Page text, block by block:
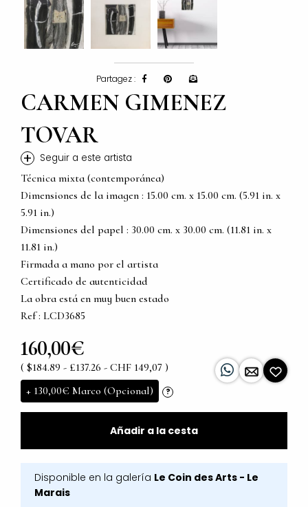
Partagez :
CARMEN GIMENEZ
TOVAR
+ Seguir a este artista
Técnica mixta (contemporánea)
Dimensiones de la imagen : 15.00 cm. x 15.00 cm. (5.91 in. x
5.91 in.)
Dimensiones del papel : 30.00 cm. x 30.00 cm. (11.81 in. x
11.81 in.)
Firmada a mano por el artista
Certificado de autenticidad
La obra está en muy buen estado
Ref : LCD3685
160,00€
( $184.89 - £137.26 - CHF 149,07 )
+ 130,00€ Marco (Opcional) ?
Añadir a la cesta
Disponible en la galería Le Coin des Arts - Le
Marais